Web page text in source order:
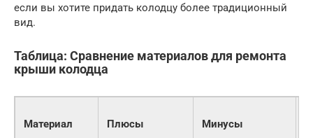
если вы хотите придать колодцу более традиционный
вид.
Таблица: Сравнение материалов для ремонта
крыши колодца
Материал Плюсы Минусы